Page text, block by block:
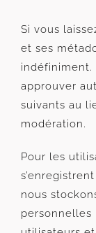
Si vous
et ses
indéfiniment.
approuver
suivants au
modération.
Pour les
nous
personnelles